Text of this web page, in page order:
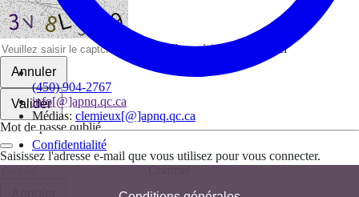
(450) 904-2767
info[@]apnq.qc.ca
Médias: clemieux[@]apnq.qc.ca
Confidentialité
Veuillez saisir le captcha ici
Annuler
Valider
Mot de passe oublié
Saisissez l'adresse e-mail que vous utilisez pour vous connecter.